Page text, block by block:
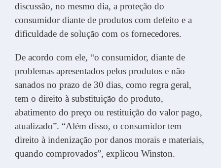
discussão, no mesmo dia, a proteção do
consumidor diante de produtos com defeito e a
dificuldade de solução com os fornecedores.
De acordo com ele, “o consumidor, diante de
problemas apresentados pelos produtos e não
sanados no prazo de 30 dias, como regra geral,
tem o direito à substituição do produto,
abatimento do preço ou restituição do valor pago,
atualizado”. “Além disso, o consumidor tem
direito à indenização por danos morais e materiais,
quando comprovados”, explicou Winston.